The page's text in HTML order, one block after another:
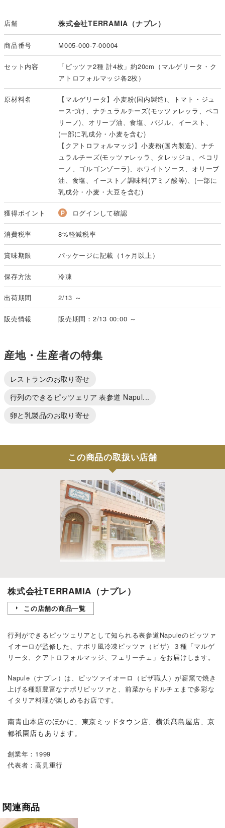
店舗 株式会社TERRAMIA（ナプレ）
商品番号 M005-000-7-00004
セット内容
「ピッツァ2種 計4枚」約20cm（マルゲリータ・ク
アトロフォルマッジ各2枚）
原材料名
【マルゲリータ】小麦粉(国内製造)、トマト・ジュ
ースづけ、ナチュラルチーズ(モッツァレッラ、ペコ
リーノ)、オリーブ油、食塩、バジル、イースト、
(一部に乳成分・小麦を含む)
【クアトロフォルマッジ】小麦粉(国内製造)、ナチ
ュラルチーズ(モッツァレッラ、タレッジョ、ペコリ
ーノ、ゴルゴンゾーラ)、ホワイトソース、オリーブ
油、食塩、イースト／調味料(アミノ酸等)、(一部に
乳成分・小麦・大豆を含む)
獲得ポイント ログインして確認
消費税率 8%軽減税率
賞味期限 パッケージに記載（1ヶ月以上）
保存方法 冷凍
出荷期間 2/13 ～
販売情報 販売期間：2/13 00:00 ～
産地・生産者の特集
レストランのお取り寄せ
行列のできるピッツェリア 表参道 Napul...
卵と乳製品のお取り寄せ
この商品の取扱い店舗
株式会社TERRAMIA（ナプレ）
この店舗の商品一覧
行列ができるピッツェリアとして知られる表参道Napuleのピッツァ
イオーロが監修した、ナポリ風冷凍ピッツァ（ピザ）３種「マルゲ
リータ、クアトロフォルマッジ、フェリーチェ」をお届けします。
Napule（ナプレ）は、ピッツァイオーロ（ピザ職人）が薪窯で焼き
上げる種類豊富なナポリピッツァと、前菜からドルチェまで多彩な
イタリア料理が楽しめるお店です。
南青山本店のほかに、東京ミッドタウン店、横浜髙島屋店、京
都祇園店もあります。
創業年：1999
代表者：高見重行
関連商品